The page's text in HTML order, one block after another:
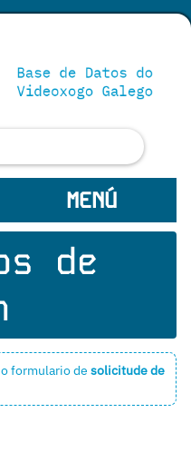
MENÚ
de
formulario de solicitude de